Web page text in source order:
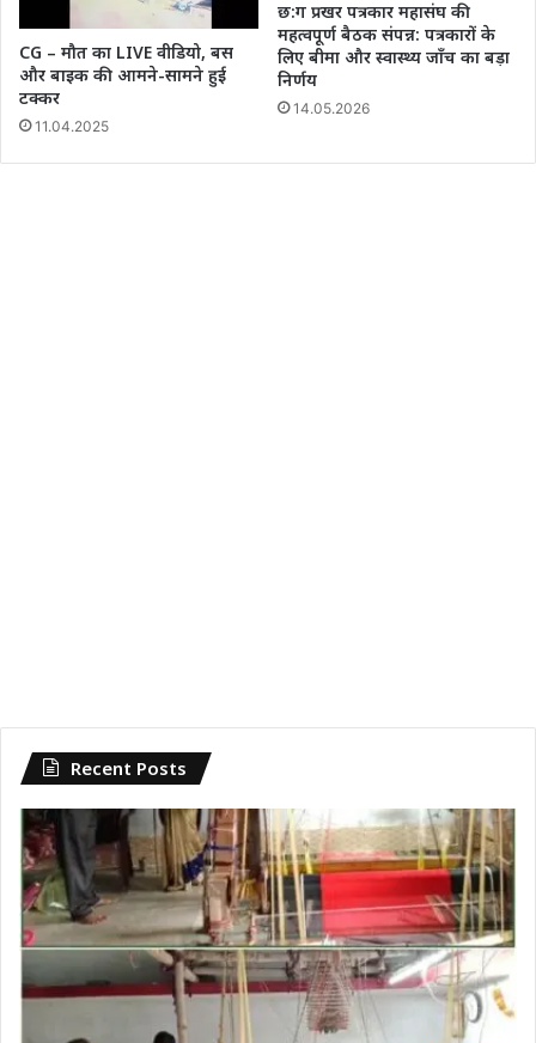
CG – मौत का LIVE वीडियो, बस
और बाइक की आमने-सामने हुई
टक्कर
11.04.2025
छ:ग प्रखर पत्रकार महासंघ की
महत्वपूर्ण बैठक संपन्न: पत्रकारों के
लिए बीमा और स्वास्थ्य जाँच का बड़ा
निर्णय
14.05.2026
Recent Posts